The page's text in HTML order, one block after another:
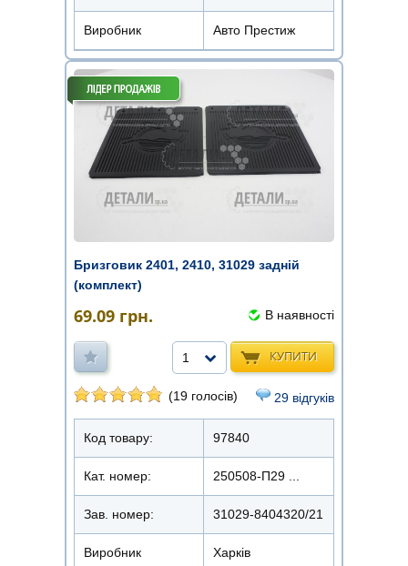
Виробник Авто Престиж
Бризговик 2401, 2410, 31029 задній
(комплект)
69.09 грн. В наявності
КУПИТИ
1
(19 голосів) 29 відгуків
Код товару: 97840
Кат. номер: 250508-П29 ...
Зав. номер: 31029-8404320/21
Виробник Харків